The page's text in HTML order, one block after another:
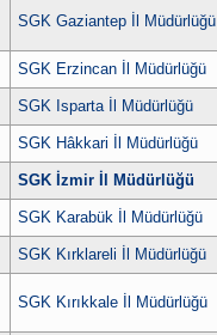
SGK Gaziantep İl Müdürlüğü
SGK Erzincan İl Müdürlüğü
SGK Isparta İl Müdürlüğü
SGK Hâkkari İl Müdürlüğü
SGK İzmir İl Müdürlüğü
SGK Karabük İl Müdürlüğü
SGK Kırklareli İl Müdürlüğü
SGK Kırıkkale İl Müdürlüğü